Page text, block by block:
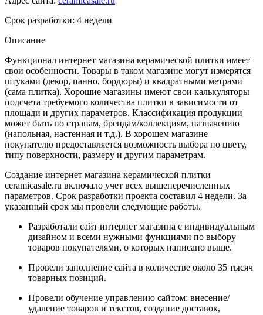
Срок разработки: 4 недели
Описание
Функционал интернет магазина керамической плитки имеет
свои особенности. Товары в таком магазине могут измерятся
штуками (декор, панно, бордюры) и квадратными метрами
(сама плитка). Хорошие магазины имеют свои калькуляторы
подсчета требуемого количества плитки в зависимости от
площади и других параметров. Классификация продукции
может быть по странам, брендам/коллекциям, назначению
(напольная, настенная и т.д.). В хорошем магазине
покупателю предоставляется возможность выбора по цвету,
типу поверхности, размеру и другим параметрам.
Создание интернет магазина керамической плитки
ceramicasale.ru включало учет всех вышеперечисленных
параметров. Срок разработки проекта составил 4 недели. За
указанный срок мы провели следующие работы.
Разработали сайт интернет магазина с индивидуальным
дизайном и всеми нужными функциями по выбору
товаров покупателями, о которых написано выше.
Провели заполнение сайта в количестве около 35 тысяч
товарных позиций.
Провели обучение управлению сайтом: внесение/
удаление товаров и текстов, создание доставок,